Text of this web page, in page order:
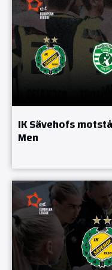
IK Sävehofs
Men